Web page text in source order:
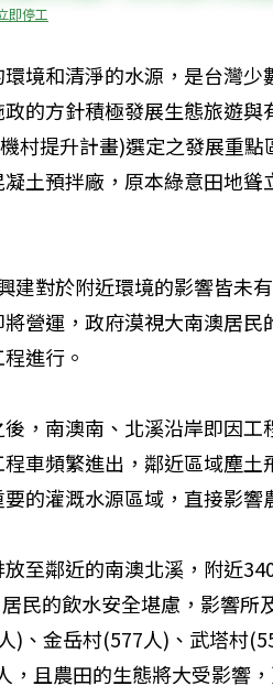
即停工
境和清淨的水源，是台灣
的方針積極發展生態旅遊
村提升計畫)選定之發展重
土預拌廠，原本綠意田地
建對於附近環境的影響皆未
營運，政府漠視大南澳居
進行。
，南澳南、北溪沿岸即因
車頻繁進出，鄰近區域塵
的灌溉水源區域，直接影響
至鄰近的南澳北溪，附近
民的飲水安全堪慮，影響所
)、金岳村(577人)、武塔村
，且農田的生態將大受影響